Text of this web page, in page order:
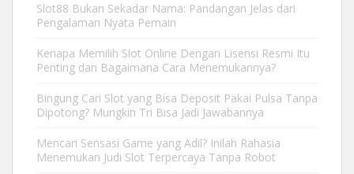
Slot88 Bukan Sekadar Nama: Pandangan Jelas dari
Pengalaman Nyata Pemain
Kenapa Memilih Slot Online Dengan Lisensi Resmi Itu
Penting dan Bagaimana Cara Menemukannya?
Bingung Cari Slot yang Bisa Deposit Pakai Pulsa Tanpa
Dipotong? Mungkin Tri Bisa Jadi Jawabannya
Mencari Sensasi Game yang Adil? Inilah Rahasia
Menemukan Judi Slot Terpercaya Tanpa Robot